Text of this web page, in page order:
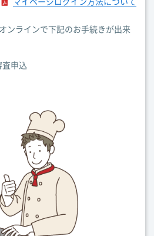
ンラインで下記のお手続きが出来
申込